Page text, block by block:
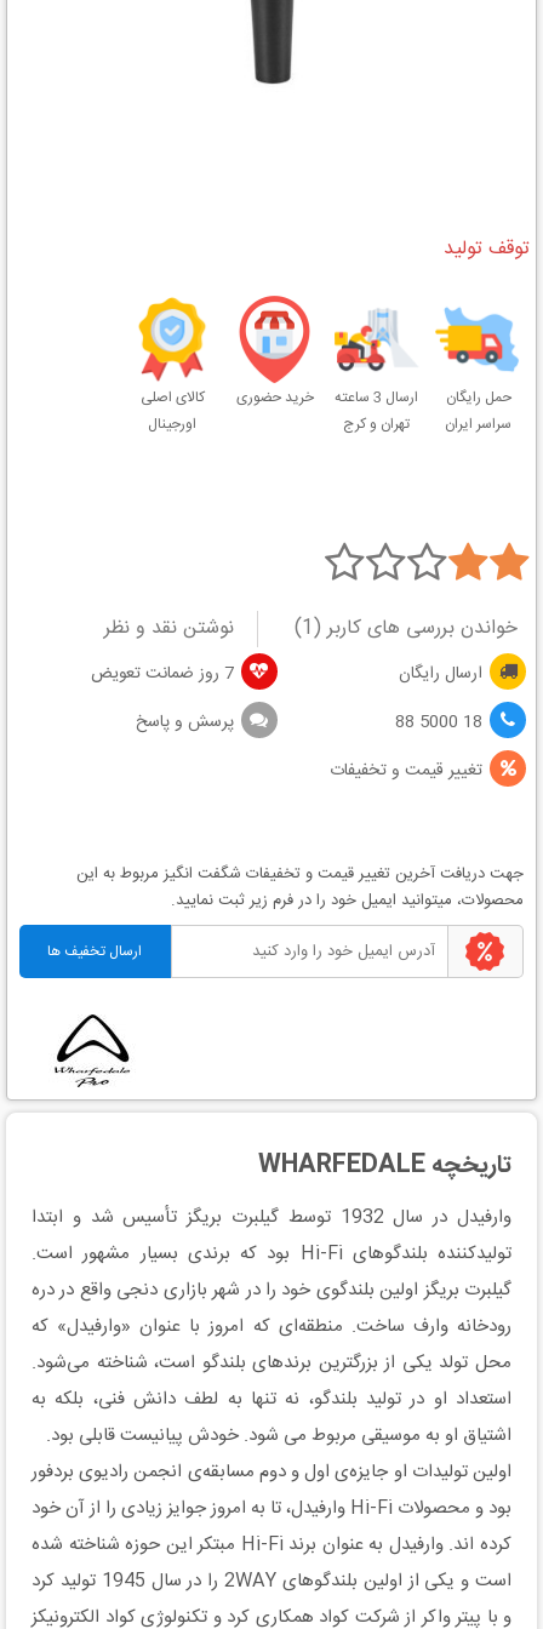
توقف تولید
حمل رایگان
سراسر ایران
ارسال 3 ساعته
تهران و کرج
خرید حضوری
کالای اصلی
اورجینال
خواندن بررسی های کاربر (1
) نوشتن نقد و نظر
ارسال رایگان
7 روز ضمانت تعویض
18 5000 88
پرسش و پاسخ
تغییر قیمت و تخفیفات
جهت دریافت آخرین تغییر قیمت و تخفیفات شگفت انگیز مربوط به این
محصولات، میتوانید ایمیل خود را در فرم زیر ثبت نمایید.
تاریخچه WHARFEDALE
وارفیدل در سال 1932 توسط گیلبرت بریگز تأسیس شد و ابتدا
تولیدکننده بلندگوهای Hi-Fi بود که برندی بسیار مشهور است.
گیلبرت بریگز اولین بلندگوی خود را در شهر بازاری دنجی واقع در دره
رودخانه وارف ساخت. منطقه‌ای که امروز با عنوان «وارفیدل» که
محل تولد یکی از بزرگترین برندهای بلندگو است، شناخته می‌شود.
استعداد او در تولید بلندگو، نه تنها به لطف دانش فنی، بلکه به
اشتیاق او به موسیقی مربوط می شود. خودش پیانیست قابلی بود.
اولین تولیدات او جایزه‌ی اول و دوم مسابقه‌ی انجمن رادیوی بردفور
بود و محصولات Hi-Fi وارفیدل، تا به امروز جوایز زیادی را از آن خود
کرده اند. وارفیدل به عنوان برند Hi-Fi مبتکر این حوزه شناخته شده
است و یکی از اولین بلندگوهای 2WAY را در سال 1945 تولید کرد
و با پیتر واکر از شرکت کواد همکاری کرد و تکنولوژی کواد الکترونیکز